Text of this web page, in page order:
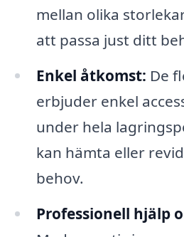
mellan olika
att passa just ditt
Enkel åtkomst: De
erbjuder enkel
under hela
kan hämta eller
behov.
Professionell hjälp